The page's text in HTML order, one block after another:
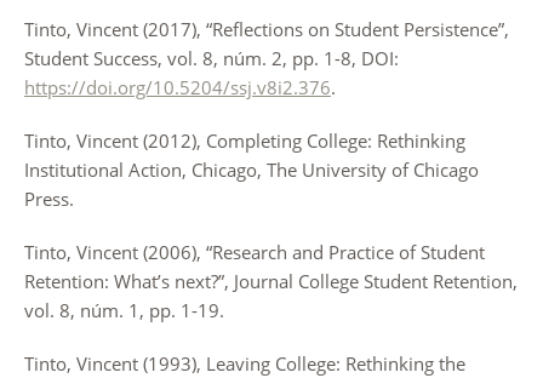
Tinto, Vincent (2017), “Reflections on Student Persistence”,
Student Success, vol. 8, núm. 2, pp. 1-8, DOI:
https://doi.org/10.5204/ssj.v8i2.376.
Tinto, Vincent (2012), Completing College: Rethinking
Institutional Action, Chicago, The University of Chicago
Press.
Tinto, Vincent (2006), “Research and Practice of Student
Retention: What’s next?”, Journal College Student Retention,
vol. 8, núm. 1, pp. 1-19.
Tinto, Vincent (1993), Leaving College: Rethinking the